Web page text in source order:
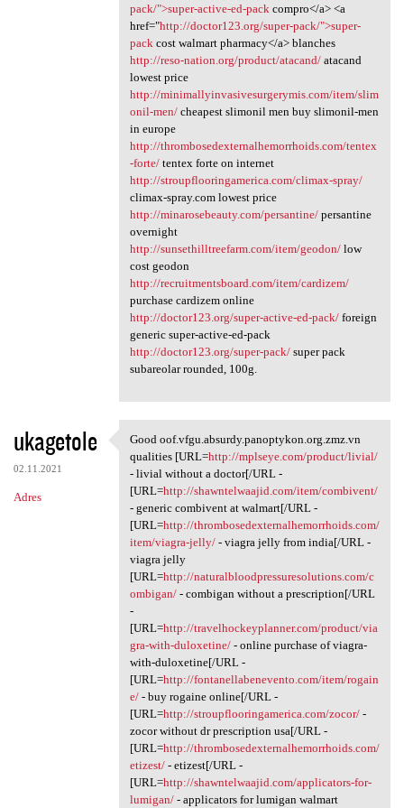
pack/">super-active-ed-pack compro</a> <a
href="http://doctor123.org/super-pack/">super-
pack cost walmart pharmacy</a> blanches
http://reso-nation.org/product/atacand/atacand
lowest price
http://minimallyinvasivesurgerymis.com/item/slim
onil-men/cheapest slimonil men buy slimonil-men
in europe
http://thrombosedexternalhemorrhoids.com/tentex
-forte/tentex forte on internet
http://stroupflooringamerica.com/climax-spray/
climax-spray.com lowest price
http://minarosebeauty.com/persantine/persantine
overnight
http://sunsethilltreefarm.com/item/geodon/low
cost geodon
http://recruitmentsboard.com/item/cardizem/
purchase cardizem online
http://doctor123.org/super-active-ed-pack/foreign
generic super-active-ed-pack
http://doctor123.org/super-pack/super pack
subareolar rounded, 100g.
ukagetole
02.11.2021
Adres
Good oof.vfgu.absurdy
Good oof.vfgu.absurdy.panoptykon.org.zmz.vn
qualities [URL=http://mplseye.com/product/livial/
- livial without a doctor[/URL -
[URL=http://shawntelwaajid.com/item/combivent/
- generic combivent at walmart[/URL -
[URL=http://thrombosedexternalhemorrhoids.com/
item/viagra-jelly/- viagra jelly from india[/URL -
viagra jelly
[URL=http://naturalbloodpressuresolutions.com/c
ombigan/- combigan without a prescription[/URL
-
[URL=http://travelhockeyplanner.com/product/via
gra-with-duloxetine/- online purchase of viagra-
with-duloxetine[/URL -
[URL=http://fontanellabenevento.com/item/rogain
e/- buy rogaine online[/URL -
[URL=http://stroupflooringamerica.com/zocor/-
zocor without dr prescription usa[/URL -
[URL=http://thrombosedexternalhemorrhoids.com/
etizest/- etizest[/URL -
[URL=http://shawntelwaajid.com/applicators-for-
lumigan/- applicators for lumigan walmart